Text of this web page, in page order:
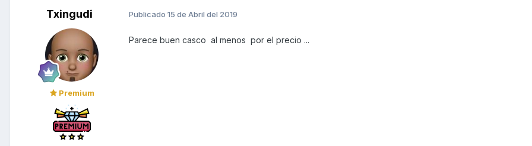
Txingudi
Premium
Publicado 15 de Abril del 2019
Parece buen casco al menos por el precio ...